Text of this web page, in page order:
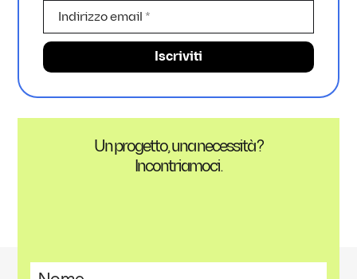
Un progetto, una necessità ?
Incontriamoci.